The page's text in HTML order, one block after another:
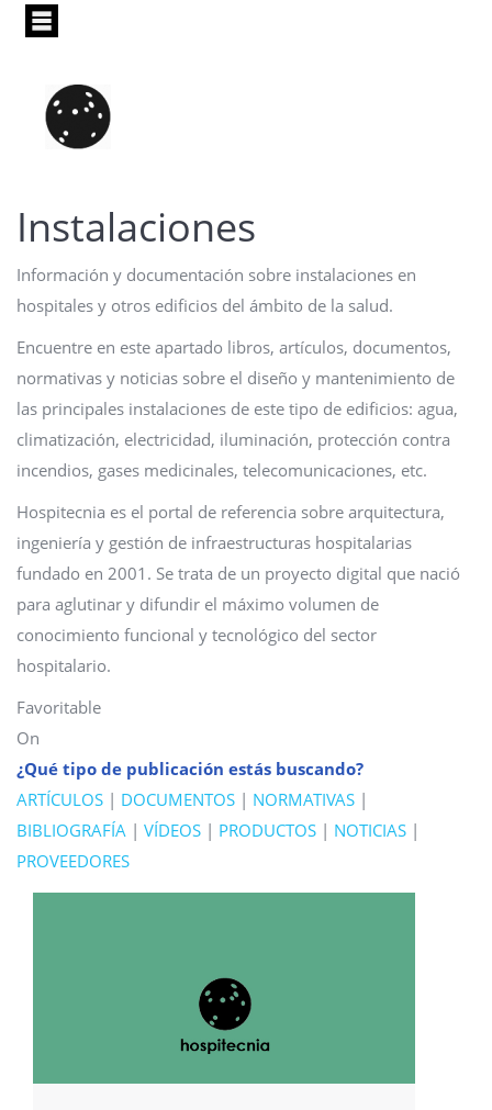
Pasar
principal
Instalaciones
Información y documentación sobre instalaciones en
hospitales y otros edificios del ámbito de la salud.
Encuentre en este apartado libros, artículos, documentos,
normativas y noticias sobre el diseño y mantenimiento de
las principales instalaciones de este tipo de edificios: agua,
climatización, electricidad, iluminación, protección contra
incendios, gases medicinales, telecomunicaciones, etc.
Hospitecnia es el portal de referencia sobre arquitectura,
ingeniería y gestión de infraestructuras hospitalarias
fundado en 2001. Se trata de un proyecto digital que nació
para aglutinar y difundir el máximo volumen de
conocimiento funcional y tecnológico del sector
hospitalario.
Favoritable
On
¿Qué tipo de publicación estás buscando?
ARTÍCULOS | DOCUMENTOS | NORMATIVAS |
BIBLIOGRAFÍA | VÍDEOS | PRODUCTOS | NOTICIAS |
PROVEEDORES